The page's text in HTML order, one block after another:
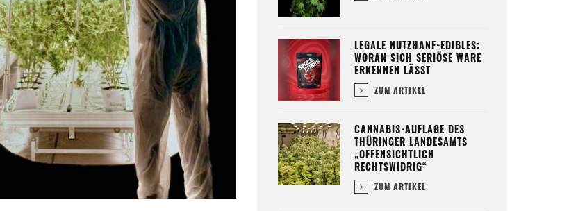
LEGALE NUTZHANF-EDIBLES:
WORAN SICH SERIÖSE WARE
ERKENNEN LÄSST
ZUM ARTIKEL
CANNABIS-AUFLAGE DES
THÜRINGER LANDESAMTS
„OFFENSICHTLICH
RECHTSWIDRIG“
ZUM ARTIKEL